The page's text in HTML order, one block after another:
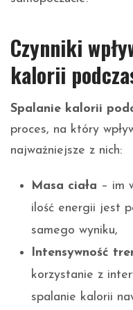
Czynniki
kalorii
Spalanie kalorii
proces, na który
najważniejsze z nich:
Masa ciała – im
ilość energii jest
samego wyniku,
Intensywność
korzystanie z
spalanie kalorii